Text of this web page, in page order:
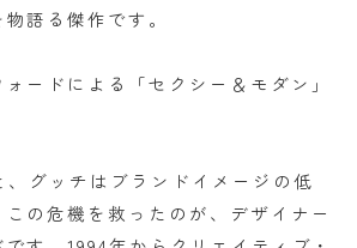
語る傑作です。
ードによる「セクシー＆モダン」
、グッチはブランドイメージの低
の危機を救ったのが、デザイナー